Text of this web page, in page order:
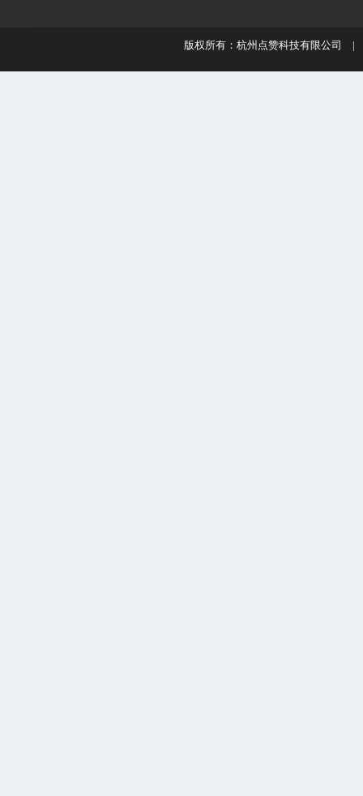
版权所有：杭州点赞科技有限公司